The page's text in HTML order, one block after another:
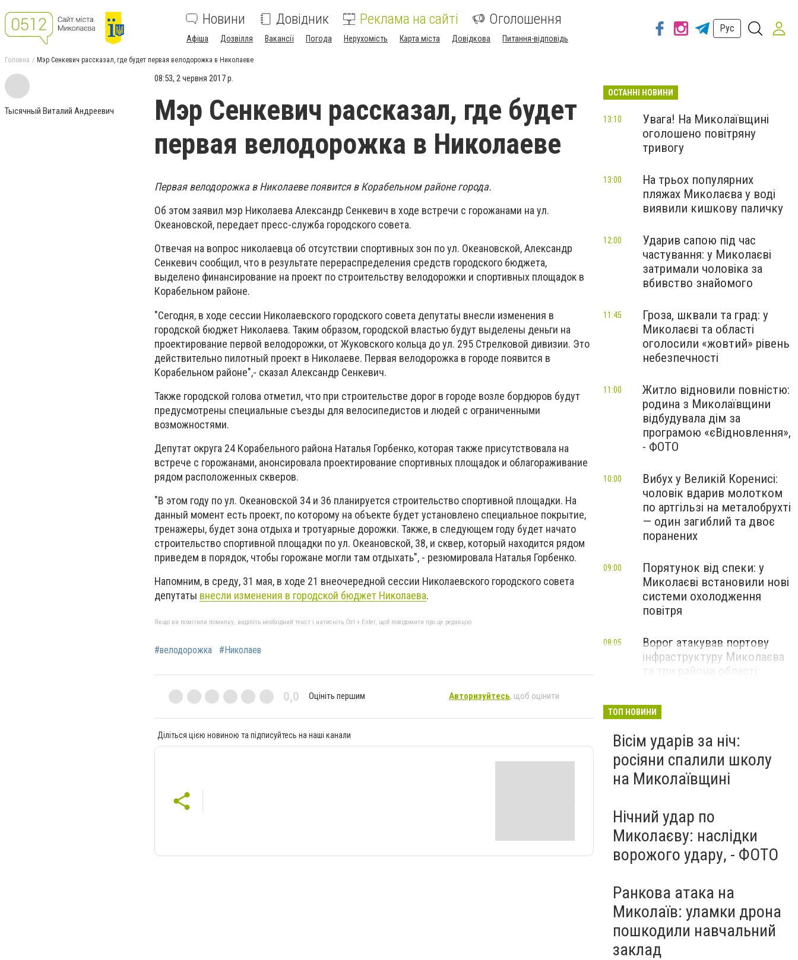
Новини Довідник Реклама на сайті Оголошення
Афіша Дозвілля Вакансії Погода Нерухомість Карта міста Довідкова Питання-відповідь
Рус
Головна Мэр Сенкевич рассказал, где будет первая велодорожка в Николаеве
Тысячный Виталий Андреевич
08:53, 2 червня 2017 р.
Мэр Сенкевич рассказал, где будет
первая велодорожка в Николаеве
Первая велодорожка в Николаеве появится в Корабельном районе города.
Об этом заявил мэр Николаева Александр Сенкевич в ходе встречи с горожанами на ул.
Океановской, передает пресс-служба городского совета.
Отвечая на вопрос николаевца об отсутствии спортивных зон по ул. Океановской, Александр
Сенкевич сообщил, что в результате перераспределения средств городского бюджета,
выделено финансирование на проект по строительству велодорожки и спортивных площадок в
Корабельном районе.
"Сегодня, в ходе сессии Николаевского городского совета депутаты внесли изменения в
городской бюджет Николаева. Таким образом, городской властью будут выделены деньги на
проектирование первой велодорожки, от Жуковского кольца до ул. 295 Стрелковой дивизии. Это
действительно пилотный проект в Николаеве. Первая велодорожка в городе появится в
Корабельном районе",- сказал Александр Сенкевич.
Также городской голова отметил, что при строительстве дорог в городе возле бордюров будут
предусмотрены специальные съезды для велосипедистов и людей с ограниченными
возможностями.
Депутат округа 24 Корабельного района Наталья Горбенко, которая также присутствовала на
встрече с горожанами, анонсировала проектирование спортивных площадок и облагораживание
рядом расположенных скверов.
"В этом году по ул. Океановской 34 и 36 планируется строительство спортивной площадки. На
данный момент есть проект, по которому на объекте будет установлено специальное покрытие,
тренажеры, будет зона отдыха и тротуарные дорожки. Также, в следующем году будет начато
строительство спортивной площадки по ул. Океановской, 38, и сквер, который находится рядом
приведем в порядок, чтобы горожане могли там отдыхать", - резюмировала Наталья Горбенко.
Напомним, в среду, 31 мая, в ходе 21 внеочередной сессии Николаевского городского совета
депутаты внесли изменения в городской бюджет Николаева.
Якщо ви помітили помилку, виділіть необхідний текст і натисніть Ctrl + Enter, щоб повідомити про це редакцію
#велодорожка #Николаев
0,0 Оцініть першим Авторизуйтесь, щоб оцінити
Діліться цією новиною та підписуйтесь на наші канали
ОСТАННІ НОВИНИ
Увага! На Миколаївщині
оголошено повітряну
тривогу
13:10
На трьох популярних
пляжах Миколаєва у воді
виявили кишкову паличку
13:00
Ударив сапою під час
частування: у Миколаєві
затримали чоловіка за
вбивство знайомого
12:00
Гроза, шквали та град: у
Миколаєві та області
оголосили «жовтий» рівень
небезпечності
11:45
Житло відновили повністю:
родина з Миколаївщини
відбудувала дім за
програмою «єВідновлення»,
- ФОТО
11:00
Вибух у Великій Коренисі:
чоловік вдарив молотком
по артгільзі на металобрухті
— один загиблий та двоє
поранених
10:00
Порятунок від спеки: у
Миколаєві встановили нові
системи охолодження
повітря
09:00
Ворог атакував портову
інфраструктуру Миколаєва
та три райони області:
08:05
ТОП НОВИНИ
Вісім ударів за ніч:
росіяни спалили школу
на Миколаївщині
Нічний удар по
Миколаєву: наслідки
ворожого удару, - ФОТО
Ранкова атака на
Миколаїв: уламки дрона
пошкодили навчальний
заклад